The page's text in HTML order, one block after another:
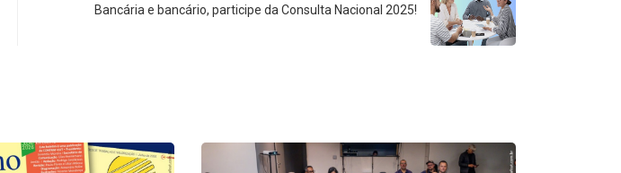
Bancária e bancário, participe da Consulta Nacional 2025!